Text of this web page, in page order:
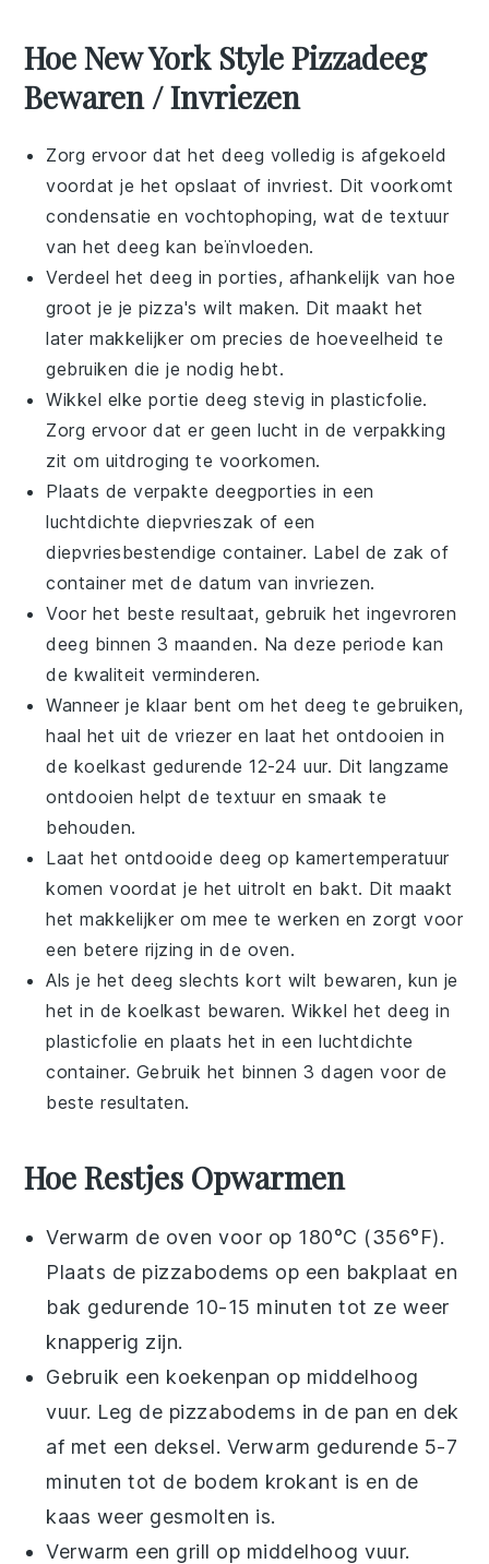
Hoe New York Style Pizzadeeg
Bewaren / Invriezen
Zorg ervoor dat hetdeeg volledig is afgekoeld
voordat je het opslaat of invriest. Dit voorkomt
condensatie en vochtophoping, wat de textuur
van hetdeeg kan beïnvloeden.
Verdeel hetdeeg in porties, afhankelijk van hoe
groot je jepizza's wilt maken. Dit maakt het
later makkelijker om precies de hoeveelheid te
gebruiken die je nodig hebt.
Wikkel elke portie deeg stevig inplasticfolie.
Zorg ervoor dat er geen lucht in de verpakking
zit om uitdroging te voorkomen.
Plaats de verpakte deegporties in een
luchtdichtediepvrieszak of een
diepvriesbestendige container. Label de zak of
container met de datum van invriezen.
Voor het beste resultaat, gebruik het ingevroren
deeg binnen 3 maanden. Na deze periode kan
de kwaliteit verminderen.
Wanneer je klaar bent om het deeg te gebruiken,
haal het uit de vriezer en laat het ontdooien in
de koelkast gedurende 12-24 uur. Dit langzame
ontdooien helpt de textuur en smaak te
behouden.
Laat het ontdooide deeg op kamertemperatuur
komen voordat je het uitrolt en bakt. Dit maakt
het makkelijker om mee te werken en zorgt voor
een betere rijzing in de oven.
Als je het deeg slechts kort wilt bewaren, kun je
het in de koelkast bewaren. Wikkel het deeg in
plasticfolie en plaats het in een luchtdichte
container. Gebruik het binnen 3 dagen voor de
beste resultaten.
Hoe Restjes Opwarmen
Verwarm de oven voor op 180°C (356°F).
Plaats de pizzabodems op een bakplaat en
bak gedurende 10-15 minuten tot ze weer
knapperig zijn.
Gebruik een koekenpan op middelhoog
vuur. Leg de pizzabodems in de pan en dek
af met een deksel. Verwarm gedurende 5-7
minuten tot de bodem krokant is en de
kaas weer gesmolten is.
Verwarm een grill op middelhoog vuur.